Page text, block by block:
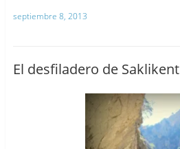
septiembre 8, 2013
El desfiladero de Saklikent